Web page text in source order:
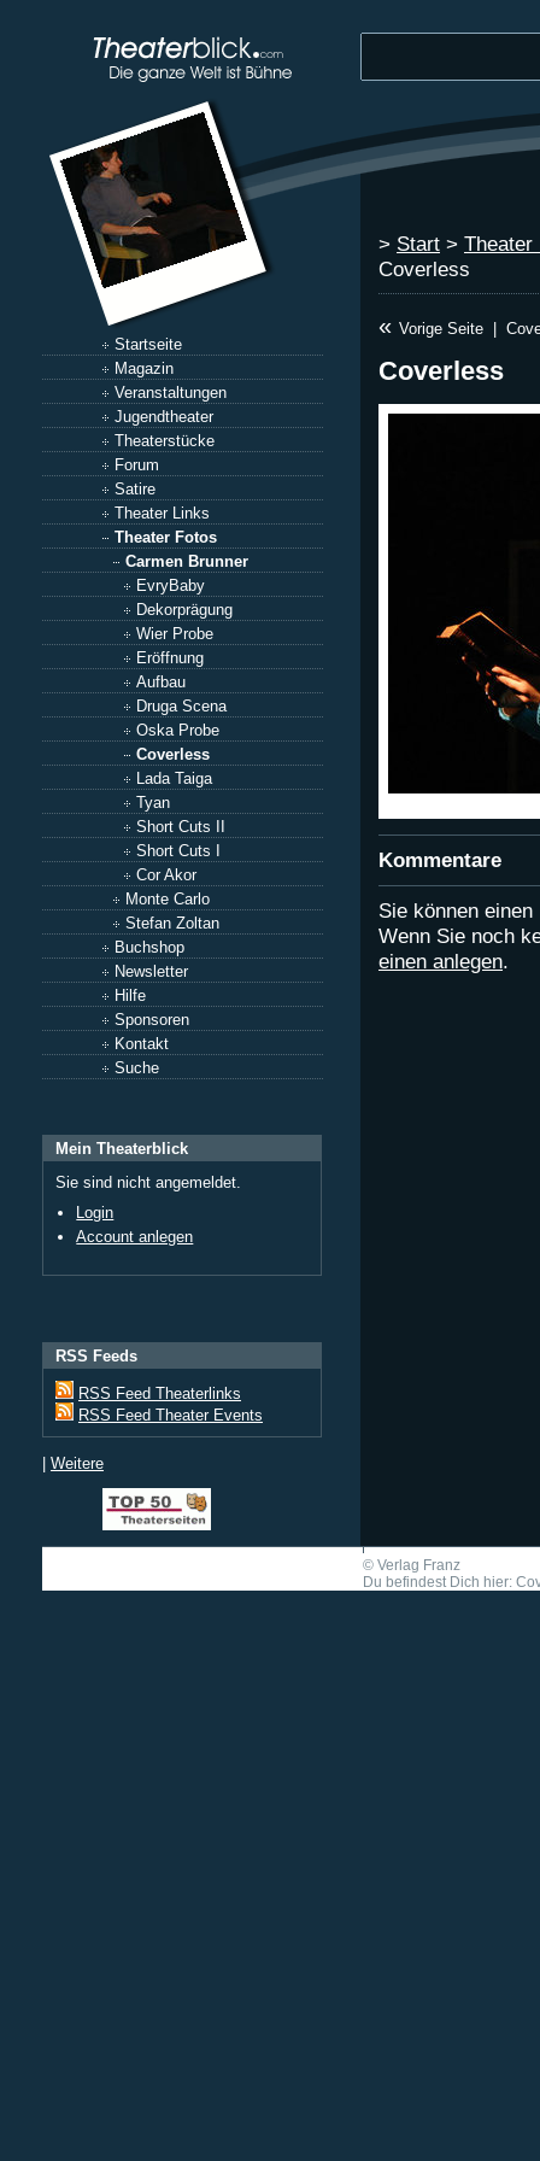
Startseite
Magazin
Veranstaltungen
Jugendtheater
Theaterstücke
Forum
Satire
Theater Links
Theater Fotos
Carmen Brunner
EvryBaby
Dekorprägung
Wier Probe
Eröffnung
Aufbau
Druga Scena
Oska Probe
Coverless
Lada Taiga
Tyan
Short Cuts II
Short Cuts I
Cor Akor
Monte Carlo
Stefan Zoltan
Buchshop
Newsletter
Hilfe
Sponsoren
Kontakt
Suche
Mein Theaterblick
Sie sind nicht angemeldet.
Login
Account anlegen
RSS Feeds
RSS Feed Theaterlinks
RSS Feed Theater Events
| Weitere
> Start > Theater
Coverless
« Vorige Seite
Coverless
Kommentare
Sie können
Wenn Sie noch
einen anlegen.
© Verlag Franz
Du befindest Dich hier: